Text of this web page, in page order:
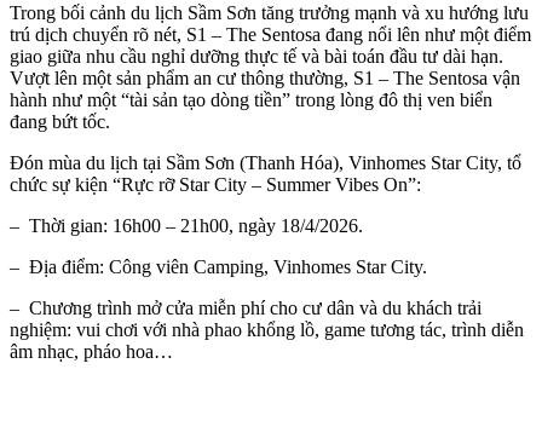
Trong bối cảnh du lịch Sầm Sơn tăng trưởng mạnh và xu hướng lưu
trú dịch chuyển rõ nét, S1 – The Sentosa đang nổi lên như một điểm
giao giữa nhu cầu nghỉ dưỡng thực tế và bài toán đầu tư dài hạn.
Vượt lên một sản phẩm an cư thông thường, S1 – The Sentosa vận
hành như một “tài sản tạo dòng tiền” trong lòng đô thị ven biển
đang bứt tốc.
Đón mùa du lịch tại Sầm Sơn (Thanh Hóa), Vinhomes Star City, tổ
chức sự kiện “Rực rỡ Star City – Summer Vibes On”:
– Thời gian: 16h00 – 21h00, ngày 18/4/2026.
– Địa điểm: Công viên Camping, Vinhomes Star City.
– Chương trình mở cửa miễn phí cho cư dân và du khách trải
nghiệm: vui chơi với nhà phao khổng lồ, game tương tác, trình diễn
âm nhạc, pháo hoa…